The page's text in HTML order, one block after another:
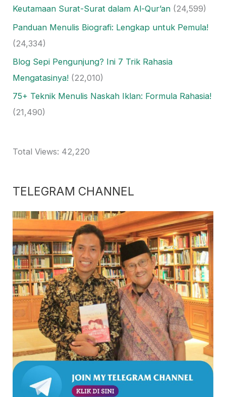
Keutamaan Surat-Surat dalam Al-Qur’an (24,599)
Panduan Menulis Biografi: Lengkap untuk Pemula!
(24,334)
Blog Sepi Pengunjung? Ini 7 Trik Rahasia
Mengatasinya! (22,010)
75+ Teknik Menulis Naskah Iklan: Formula Rahasia!
(21,490)
Total Views: 42,220
TELEGRAM CHANNEL